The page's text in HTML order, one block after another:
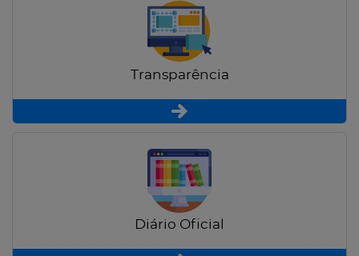
Transparência
Diário Oficial